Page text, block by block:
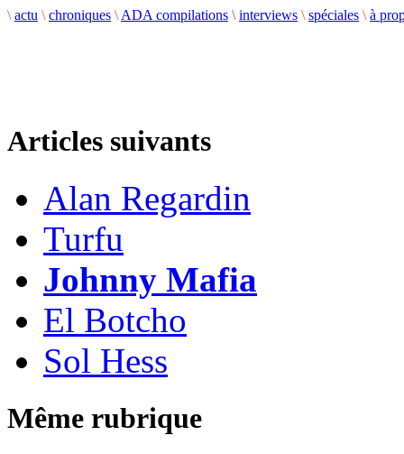
\ actu \ chroniques \ ADA compilations \ interviews \ spéciales \ à
Articles suivants
Alan Regardin
Turfu
Johnny Mafia
El Botcho
Sol Hess
Même rubrique